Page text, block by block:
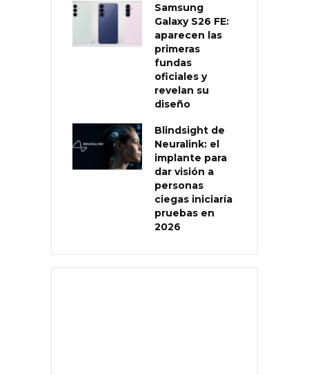
Samsung
Galaxy S26 FE:
aparecen las
primeras
fundas
oficiales y
revelan su
diseño
Blindsight de
Neuralink: el
implante para
dar visión a
personas
ciegas iniciaría
pruebas en
2026